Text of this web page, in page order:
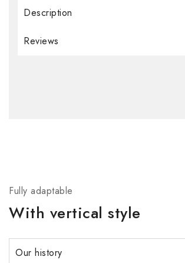
Description
Reviews
Fully adaptable
With vertical style
Our history